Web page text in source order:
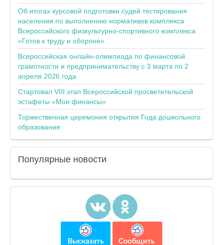
Об итогах курсовой подготовки судей тестирования
населения по выполнению нормативов комплекса
Всероссийского физкультурно-спортивного комплекса
«Готов к труду и обороне»
Всероссийская онлайн-олимпиада по финансовой
грамотности и предпринимательству с 3 марта по 2
апреля 2026 года
Стартовал VIII этап Всероссийской просветительской
эстафеты «Мои финансы»
Торжественная церемония открытия Года дошкольного
образования
Популярные новости